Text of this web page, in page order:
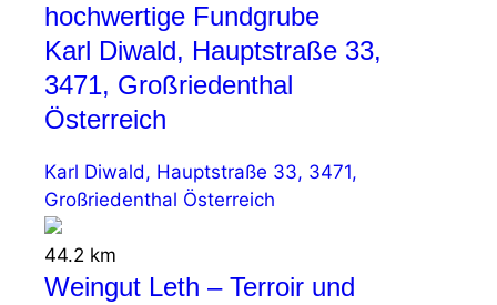
hochwertige Fundgrube
Karl Diwald, Hauptstraße 33,
3471, Großriedenthal
Österreich
Karl Diwald, Hauptstraße 33, 3471,
Großriedenthal Österreich
44.2 km
Weingut Leth – Terroir und